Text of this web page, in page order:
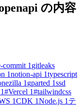
の内容
commit 1 gitleaks
1notion-api 1typescript
1 gparted 1ssd
1#Vercel 1#tailwindcss
1CDK 1Node.js 1 テ